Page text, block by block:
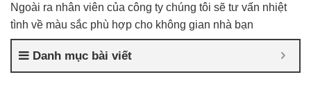
Ngoài ra nhân viên của công ty chúng tôi sẽ tư vấn nhiệt
tình về màu sắc phù hợp cho không gian nhà bạn
Danh mục bài viết